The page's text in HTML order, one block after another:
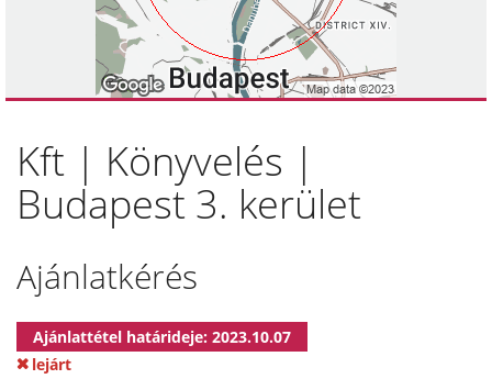
Kft | Könyvelés |
Budapest 3. kerület
Ajánlatkérés
Ajánlattétel határideje: 2023.10.07
lejárt